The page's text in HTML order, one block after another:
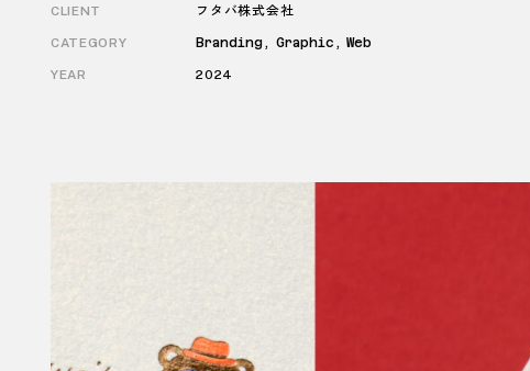
CLIENT フタバ株式会社
CATEGORY Branding, Graphic, Web
YEAR 2024